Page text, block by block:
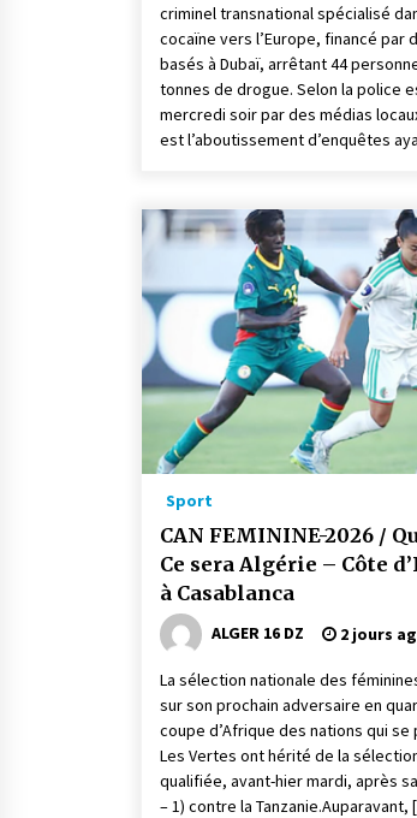
criminel transnational spécialisé
cocaïne vers l’Europe, financé par
basés à Dubaï, arrêtant 44
tonnes de drogue. Selon la police
mercredi soir par des médias
est l’aboutissement d’enquêtes
Sport
CAN FEMININE-2026 /
Ce sera Algérie – Côte
à Casablanca
ALGER 16 DZ 2 jours
La sélection nationale des
sur son prochain adversaire en
coupe d’Afrique des nations qui se
Les Vertes ont hérité de la
qualifiée, avant-hier mardi, après
– 1) contre la